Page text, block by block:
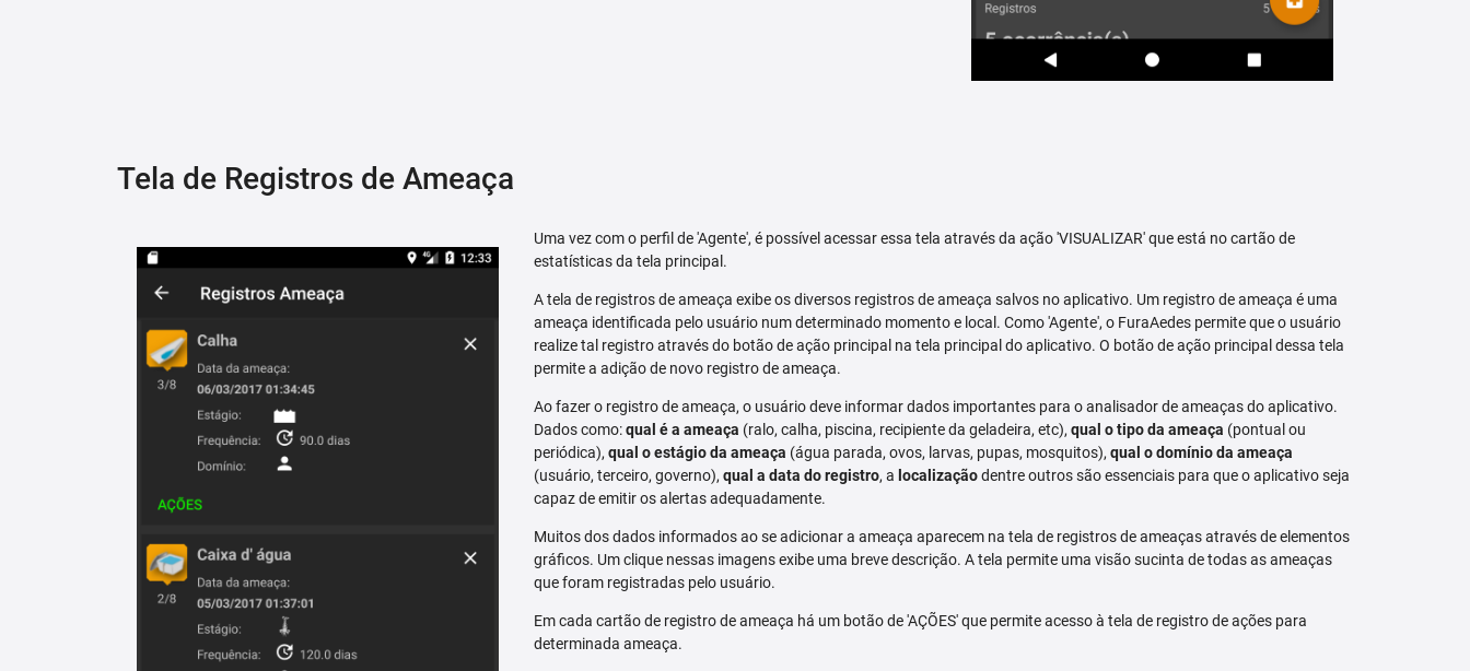
Tela de Registros de Ameaça
Uma vez com o perfil de 'Agente', é possível acessar essa tela através da ação 'VISUALIZAR' que está no cartão de
estatísticas da tela principal.
A tela de registros de ameaça exibe os diversos registros de ameaça salvos no aplicativo. Um registro de ameaça é uma
ameaça identificada pelo usuário num determinado momento e local. Como 'Agente', o FuraAedes permite que o usuário
realize tal registro através do botão de ação principal na tela principal do aplicativo. O botão de ação principal dessa tela
permite a adição de novo registro de ameaça.
Ao fazer o registro de ameaça, o usuário deve informar dados importantes para o analisador de ameaças do aplicativo.
Dados como:qual é a ameaça (ralo, calha, piscina, recipiente da geladeira, etc),qual o tipo da ameaça (pontual ou
periódica),qual o estágio da ameaça (água parada, ovos, larvas, pupas, mosquitos),qual o domínio da ameaça
(usuário, terceiro, governo),qual a data do registro, a localizaçãodentre outros são essenciais para que o aplicativo seja
capaz de emitir os alertas adequadamente.
Muitos dos dados informados ao se adicionar a ameaça aparecem na tela de registros de ameaças através de elementos
gráficos. Um clique nessas imagens exibe uma breve descrição. A tela permite uma visão sucinta de todas as ameaças
que foram registradas pelo usuário.
Em cada cartão de registro de ameaça há um botão de 'AÇÕES' que permite acesso à tela de registro de ações para
determinada ameaça.